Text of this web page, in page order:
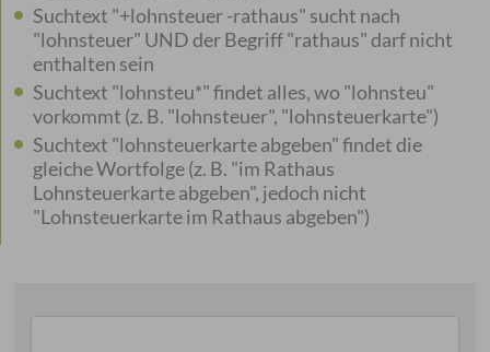
Suchtext "+lohnsteuer -rathaus" sucht nach
"lohnsteuer" UND der Begriff "rathaus" darf nicht
enthalten sein
Suchtext "lohnsteu*" findet alles, wo "lohnsteu"
vorkommt (z. B. "lohnsteuer", "lohnsteuerkarte")
Suchtext "lohnsteuerkarte abgeben" findet die
gleiche Wortfolge (z. B. "im Rathaus
Lohnsteuerkarte abgeben", jedoch nicht
"Lohnsteuerkarte im Rathaus abgeben")